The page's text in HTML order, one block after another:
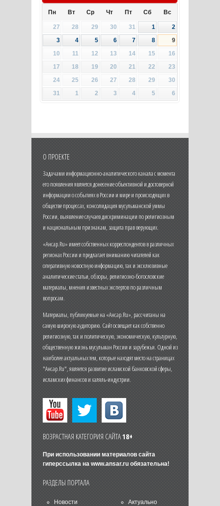
Пн Вт Ср Чт Пт Сб Вс
27 28 29 30 31 1
2
3
4 5 6 7 8
9
10
11 12 13 14 15
16
17
18 19 20 21 22
23
24
25 26 27 28 29
30
31
1 2 3 4 5 6
О ПРОЕКТЕ
Задачами информационно-аналитического канала с момента
его появления является донесение объективной и достоверной
информации о событиях в России и мире и происходящих в
обществе процессах, консолидация мусульманской уммы
России, выявление случаев дискриминации по религиозным
и национальным признакам, защита прав верующих.
«Ансар.Ru» имеет собственных корреспондентов в различных
регионах России и предлагает вниманию читателей как
оперативную новостную информацию, так и эксклюзивные
аналитические статьи, обзоры, религиозно-богословские
материалы, мнения известных экспертов по различным
вопросам.
Материалы, публикуемые на «Ансар.Ru», рассчитаны на
самую широкую аудиторию. Сайт освещает как собственно
религиозную, так и политическую, экономическую, культурную,
общественную жизнь мусульман России и зарубежья. Одной из
наиболее актуальных тем, которые находят место на страницах
"Ансар.Ru", является развитие исламской банковской сферы,
исламских финансов и халяль-индустрии.
ВОЗРАСТНАЯ КАТЕГОРИЯ САЙТА18+
При использовании материалов сайта
гиперссылка на www.ansar.ruобязательна!
РАЗДЕЛЫ ПОРТАЛА
Новости Актуально